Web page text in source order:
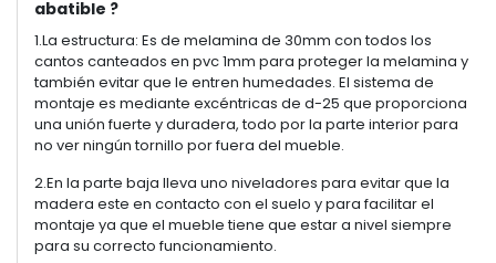
abatible ?
1.La estructura: Es de melamina de 30mm con todos los
cantos canteados en pvc 1mm para proteger la melamina y
también evitar que le entren humedades. El sistema de
montaje es mediante excéntricas de d-25 que proporciona
una unión fuerte y duradera, todo por la parte interior para
no ver ningún tornillo por fuera del mueble.
2.En la parte baja lleva uno niveladores para evitar que la
madera este en contacto con el suelo y para facilitar el
montaje ya que el mueble tiene que estar a nivel siempre
para su correcto funcionamiento.